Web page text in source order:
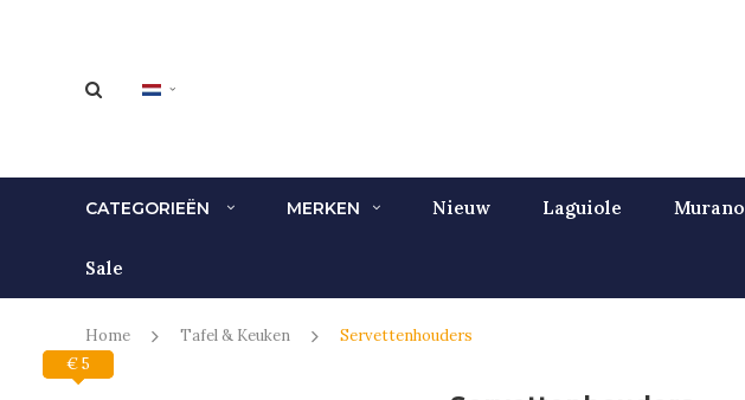
CATEGORIEËN MERKEN Nieuw Laguiole Murano
Sale
Home Tafel & Keuken Servettenhouders
€ 0
€ 5